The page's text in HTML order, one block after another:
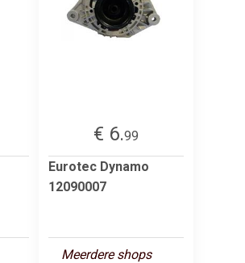
€ 6.99
Eurotec Dynamo
12090007
Meerdere shops